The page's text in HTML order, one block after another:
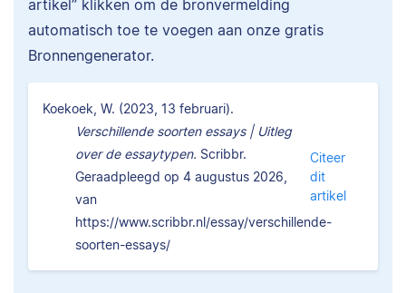
artikel” klikken om de bronvermelding
automatisch toe te voegen aan onze gratis
Bronnengenerator.
Koekoek, W. (2023, 13 februari).
Verschillende soorten essays | Uitleg
over de essaytypen. Scribbr.
Geraadpleegd op 4 augustus 2026,
van
https://www.scribbr.nl/essay/verschillende-
soorten-essays/
Citeer
dit
artikel